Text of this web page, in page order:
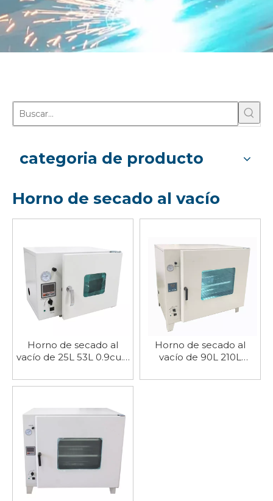
categoria de producto
Horno de secado al vacío
Horno de secado al
vacío de 25L 53L 0.9cu.ft
Horno de secado al
vacío de 90L 210L